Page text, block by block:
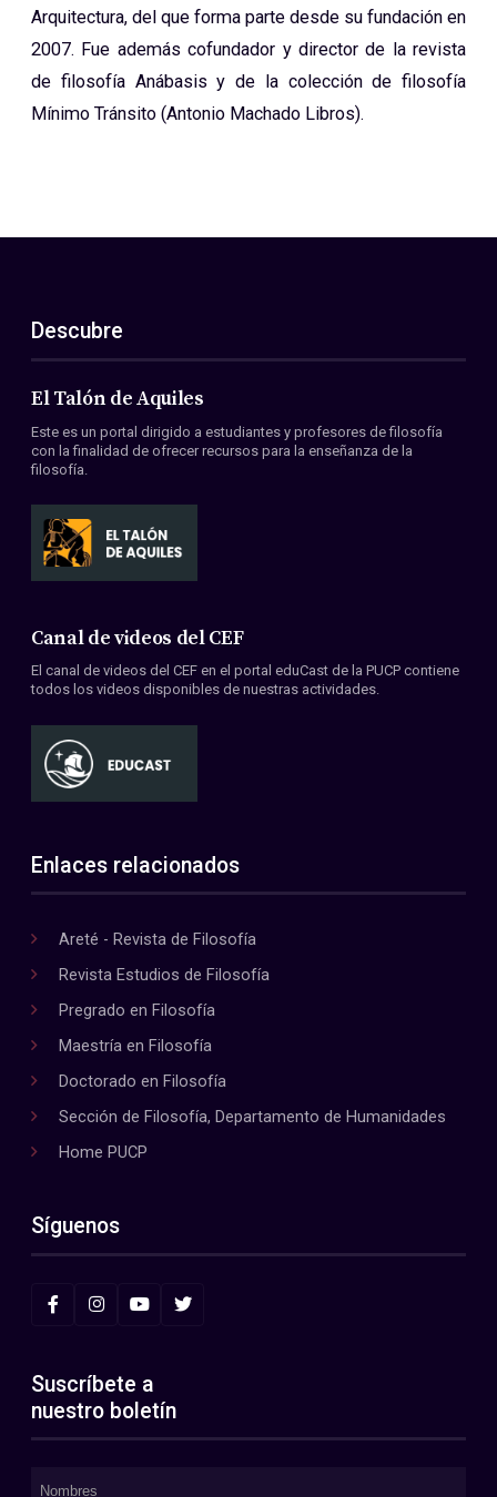
Arquitectura, del que forma parte desde su fundación en
2007. Fue además cofundador y director de la revista
de filosofía Anábasis y de la colección de filosofía
Mínimo Tránsito (Antonio Machado Libros).
Descubre
El Talón de Aquiles
Este es un portal dirigido a estudiantes y profesores de filosofía
con la finalidad de ofrecer recursos para la enseñanza de la
filosofía.
Canal de videos del CEF
El canal de videos del CEF en el portal eduCast de la PUCP contiene
todos los videos disponibles de nuestras actividades.
Enlaces relacionados
Areté - Revista de Filosofía
Revista Estudios de Filosofía
Pregrado en Filosofía
Maestría en Filosofía
Doctorado en Filosofía
Sección de Filosofía, Departamento de Humanidades
Home PUCP
Síguenos
Suscríbete a
nuestro boletín